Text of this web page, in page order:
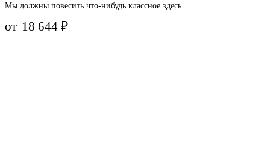
Мы должны повесить что-нибудь классное здесь
от 18 644₽